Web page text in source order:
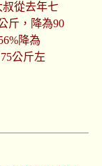
從去年七
斤，降為90
降為
公斤左